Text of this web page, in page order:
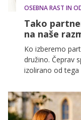
OSEBNA RAST IN
Tako
na naše
Ko izberemo
družino. Čeprav
izolirano od tega
zato je